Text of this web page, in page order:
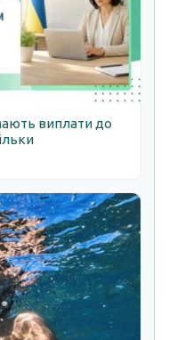
виплати до